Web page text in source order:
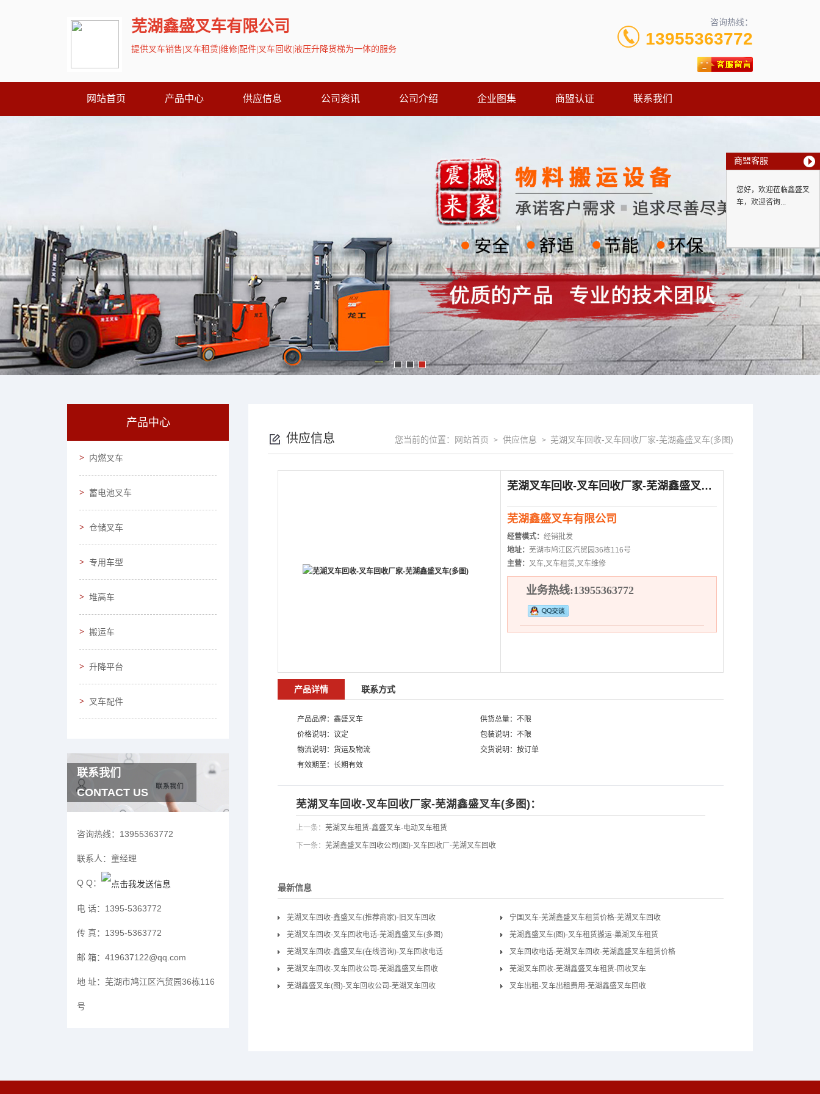
芜湖鑫盛叉车有限公司
提供叉车销售|叉车租赁|维修|配件|叉车回收|液压升降货梯为一体的服务
咨询热线：
13955363772
网站首页 产品中心 供应信息 公司资讯 公司介绍 企业图集 商盟认证 联系我们
产品中心
内燃叉车
蓄电池叉车
仓储叉车
专用车型
堆高车
搬运车
升降平台
叉车配件
联系我们
CONTACT US
咨询热线： 13955363772
联系人： 童经理
Q Q：
电 话： 1395-5363772
传 真： 1395-5363772
邮 箱： 419637122@qq.com
地 址： 芜湖市鸠江区汽贸园36栋116
号
供应信息 您当前的位置： 网站首页 > 供应信息 > 芜湖叉车回收-叉车回收厂家-芜湖鑫盛叉车(多图)
芜湖叉车回收-叉车回收厂家-芜湖鑫盛叉车(多图)
芜湖鑫盛叉车有限公司
经营模式： 经销批发
地址： 芜湖市鸠江区汽贸园36栋116号
主营： 叉车,叉车租赁,叉车维修
业务热线:13955363772
产品详情 联系方式
产品品牌：鑫盛叉车
供货总量：不限
价格说明：议定
包装说明：不限
物流说明：货运及物流
交货说明：按订单
有效期至：长期有效
芜湖叉车回收-叉车回收厂家-芜湖鑫盛叉车(多图)：
上一条： 芜湖叉车租赁-鑫盛叉车-电动叉车租赁
下一条： 芜湖鑫盛叉车回收公司(图)-叉车回收厂-芜湖叉车回收
最新信息
芜湖叉车回收-鑫盛叉车(推荐商家)-旧叉车回收
宁国叉车-芜湖鑫盛叉车租赁价格-芜湖叉车回收
芜湖叉车回收-叉车回收电话-芜湖鑫盛叉车(多图)
芜湖鑫盛叉车(图)-叉车租赁搬运-巢湖叉车租赁
芜湖叉车回收-鑫盛叉车(在线咨询)-叉车回收电话
叉车回收电话-芜湖叉车回收-芜湖鑫盛叉车租赁价格
芜湖叉车回收-叉车回收公司-芜湖鑫盛叉车回收
芜湖叉车回收-芜湖鑫盛叉车租赁-回收叉车
芜湖鑫盛叉车(图)-叉车回收公司-芜湖叉车回收
叉车出租-叉车出租费用-芜湖鑫盛叉车回收
商盟客服
您好，欢迎莅临鑫盛叉
车，欢迎咨询...